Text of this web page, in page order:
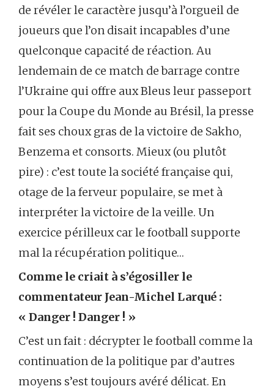
de révéler le caractère jusqu’à l’orgueil de
joueurs que l’on disait incapables d’une
quelconque capacité de réaction. Au
lendemain de ce match de barrage contre
l’Ukraine qui offre aux Bleus leur passeport
pour la Coupe du Monde au Brésil, la presse
fait ses choux gras de la victoire de Sakho,
Benzema et consorts. Mieux (ou plutôt
pire) : c’est toute la société française qui,
otage de la ferveur populaire, se met à
interpréter la victoire de la veille. Un
exercice périlleux car le football supporte
mal la récupération politique…
Comme le criait à s’égosiller le
commentateur Jean-Michel Larqué :
« Danger ! Danger ! »
C’est un fait : décrypter le football comme la
continuation de la politique par d’autres
moyens s’est toujours avéré délicat. En